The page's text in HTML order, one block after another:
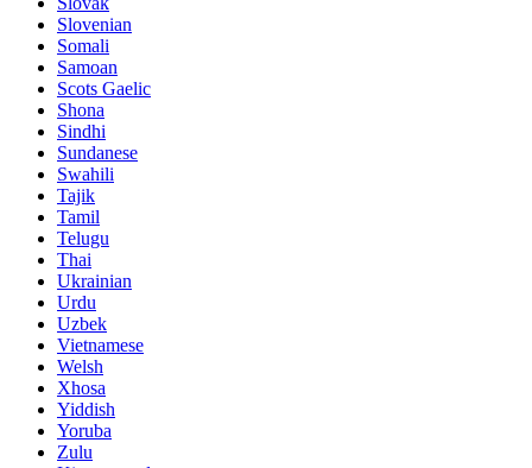
Slovenian
Somali
Samoan
Scots Gaelic
Shona
Sindhi
Sundanese
Swahili
Tajik
Tamil
Telugu
Thai
Ukrainian
Urdu
Uzbek
Vietnamese
Welsh
Xhosa
Yiddish
Yoruba
Zulu